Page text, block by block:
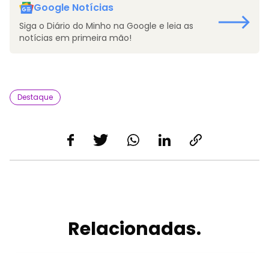
Google Notícias
Siga o Diário do Minho na Google e leia as
notícias em primeira mão!
Destaque
Relacionadas.